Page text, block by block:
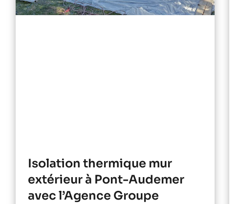
Isolation thermique mur
extérieur à Pont-Audemer
avec l’Agence Groupe